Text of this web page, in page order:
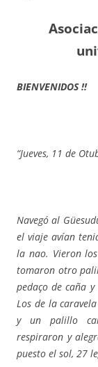
BIENVENIDOS !!
“Jueves, 11 de
Navegó al
el viaje avían
la nao. Vieron
tomaron otro
pedaço de caña
Los de la
y un palillo
respiraron y
puesto el sol, 27